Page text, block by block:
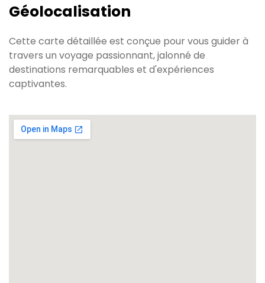
Géolocalisation
Cette carte détaillée est conçue pour vous guider à
travers un voyage passionnant, jalonné de
destinations remarquables et d'expériences
captivantes.